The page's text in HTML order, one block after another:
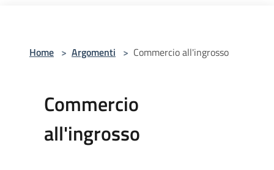
Home > Argomenti > Commercio all'ingrosso
Commercio
all'ingrosso